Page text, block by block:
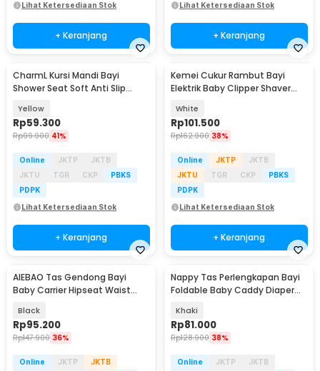
Lihat Ketersediaan Stok
+ Keranjang
Lihat Ketersediaan Stok
+ Keranjang
CharmL Kursi Mandi Bayi
Shower Seat Soft Anti Slip
Yellow
Rp59.300
Rp99.900 41%
Online JKTP
JKTB
JKTU
TGR CKP
PBKS
PDPK
Lihat Ketersediaan Stok
+ Keranjang
Kemei Cukur Rambut Bayi
Elektrik Baby Clipper Shaver
White
Rp101.500
Rp162.900 38%
Online JKTP
JKTB
JKTU
TGR CKP
PBKS
PDPK
Lihat Ketersediaan Stok
+ Keranjang
AIEBAO Tas Gendong Bayi
Baby Carrier Hipseat Waist
Black
Rp95.200
Rp147.900 36%
Online JKTP
JKTB
Nappy Tas Perlengkapan Bayi
Foldable Baby Caddy Diaper
Khaki
Rp81.000
Rp128.900 38%
Online JKTP
JKTB